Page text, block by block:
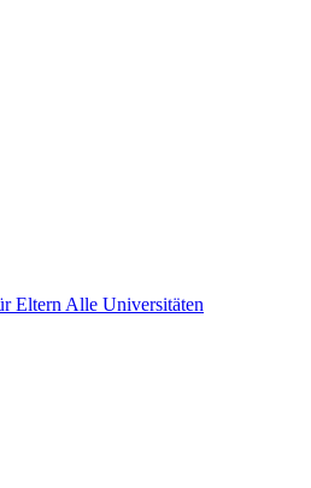
Eltern Alle Universitäten